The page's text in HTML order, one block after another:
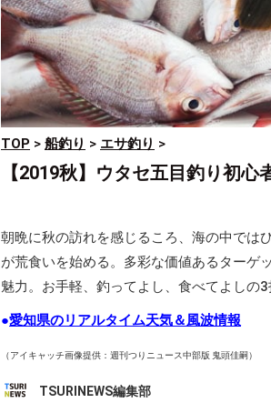
TOP > 船釣り > エサ釣り >
【2019秋】ウタセ五目釣り初
朝晩に秋の訪れを感じるころ、海の中では
が荒食いを始める。多彩な価値あるターゲ
魅力。お手軽、釣ってよし、食べてよしの
●愛知県のリアルタイム天気＆風波情報
（アイキャッチ画像提供：週刊つりニュース中部版 鬼頭佳嗣）
TSURINEWS編集部